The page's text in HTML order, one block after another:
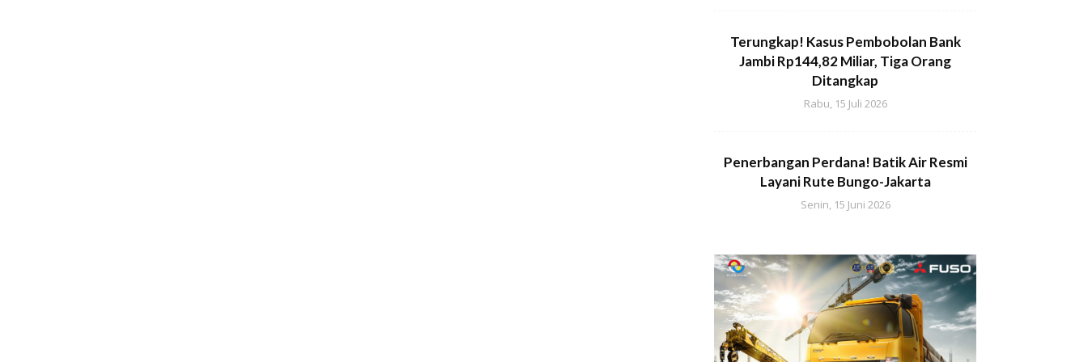
Terungkap! Kasus Pembobolan Bank
Jambi Rp144,82 Miliar, Tiga Orang
Ditangkap
Rabu, 15 Juli 2026
Penerbangan Perdana! Batik Air Resmi
Layani Rute Bungo-Jakarta
Senin, 15 Juni 2026